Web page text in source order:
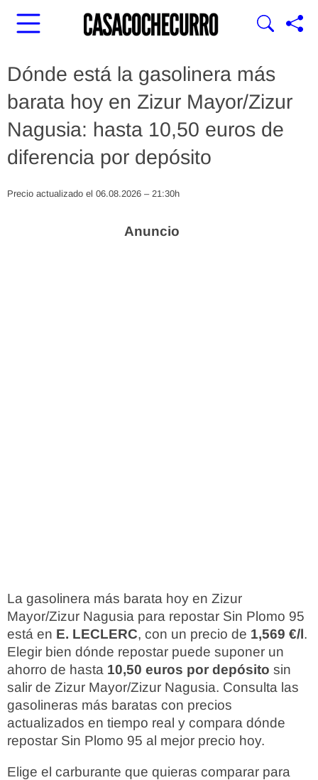
Dónde está la gasolinera más
barata hoy en Zizur Mayor/Zizur
Nagusia: hasta 10,50 euros de
diferencia por depósito
Precio actualizado el 06.08.2026 – 21:30h
La gasolinera más barata hoy en Zizur
Mayor/Zizur Nagusia para repostar Sin Plomo 95
está en E. LECLERC, con un precio de 1,569 €/l.
Elegir bien dónde repostar puede suponer un
ahorro de hasta 10,50 euros por depósito sin
salir de Zizur Mayor/Zizur Nagusia. Consulta las
gasolineras más baratas con precios
actualizados en tiempo real y compara dónde
repostar Sin Plomo 95 al mejor precio hoy.
Elige el carburante que quieras comparar para